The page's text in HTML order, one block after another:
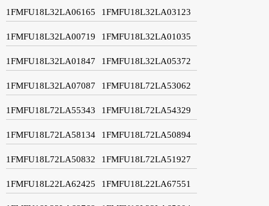
1FMFU18L32LA06165 1FMFU18L32LA03123
1FMFU18L32LA00719 1FMFU18L32LA01035
1FMFU18L32LA01847 1FMFU18L32LA05372
1FMFU18L32LA07087 1FMFU18L72LA53062
1FMFU18L72LA55343 1FMFU18L72LA54329
1FMFU18L72LA58134 1FMFU18L72LA50894
1FMFU18L72LA50832 1FMFU18L72LA51927
1FMFU18L22LA62425 1FMFU18L22LA67551